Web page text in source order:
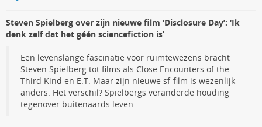
Steven Spielberg over zijn nieuwe film ‘Disclosure Day’: ‘Ik
denk zelf dat het géén sciencefiction is’
Een levenslange fascinatie voor ruimtewezens bracht
Steven Spielberg tot films als Close Encounters of the
Third Kind en E.T. Maar zijn nieuwe sf-film is wezenlijk
anders. Het verschil? Spielbergs veranderde houding
tegenover buitenaards leven.